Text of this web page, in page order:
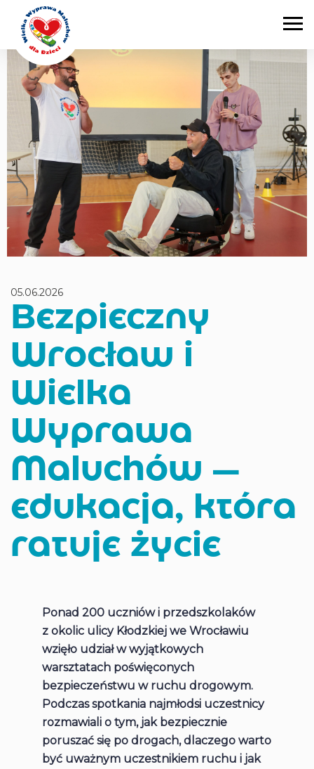
Main Navigation
05.06.2026
Bezpieczny
Wrocław i
Wielka
Wyprawa
Maluchów —
edukacja, która
ratuje życie
Ponad 200 uczniów i przedszkolaków
z okolic ulicy Kłodzkiej we Wrocławiu
wzięło udział w wyjątkowych
warsztatach poświęconych
bezpieczeństwu w ruchu drogowym.
Podczas spotkania najmłodsi uczestnicy
rozmawiali o tym, jak bezpiecznie
poruszać się po drogach, dlaczego warto
być uważnym uczestnikiem ruchu i jak